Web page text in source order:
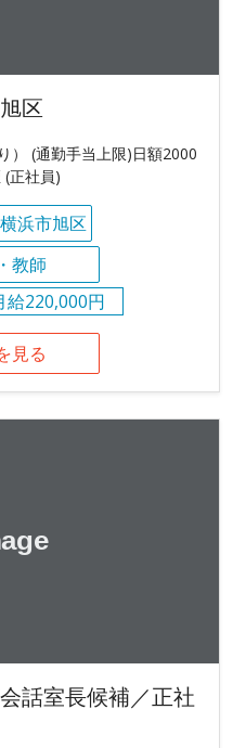
区
） (通勤手当上限)日額2000
(正社員)
横浜市旭区
教師
給220,000円
見る
話室長候補／正社